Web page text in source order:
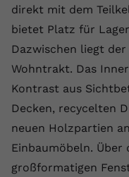
direkt mit dem
bietet Platz für
Dazwischen liegt
Wohntrakt. Das
Kontrast aus
Decken, recycelten
neuen Holzpartien
Einbaumöbeln. Über
großformatigen